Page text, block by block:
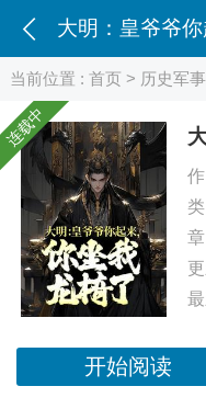
当前位置 :首页 > 历史军事
连载中
作
类
开始阅读